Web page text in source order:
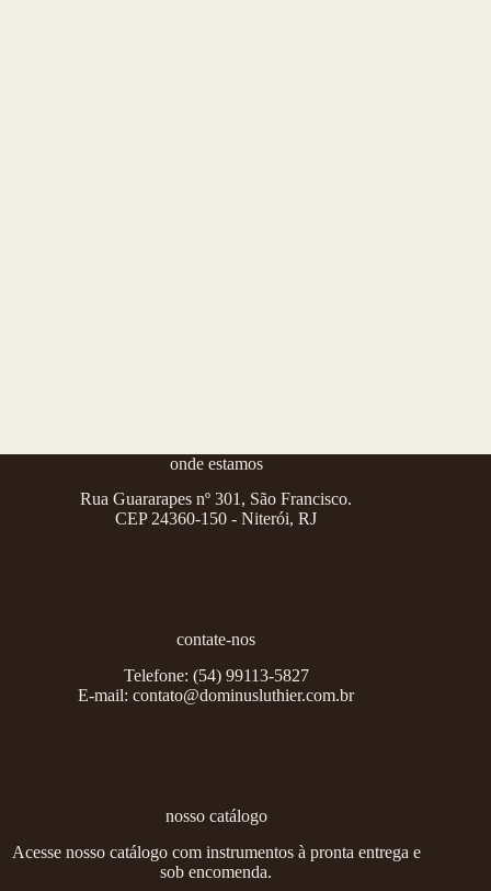
onde estamos
Rua Guararapes nº 301, São Francisco.
CEP 24360-150 - Niterói, RJ
contate-nos
Telefone: (54) 99113-5827
E-mail:contato@dominusluthier.com.br
nosso catálogo
Acesse nosso catálogo com instrumentos à pronta entrega e
sob encomenda.